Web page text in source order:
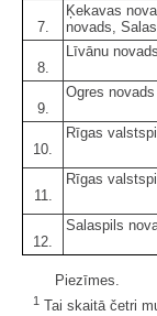
7.
Ķekavas
novads,
8.
Līvānu novads
9.
Ogres novads
10.
Rīgas
11.
Rīgas
12.
Salaspils
Piezīmes.
1 Tai skaitā četri